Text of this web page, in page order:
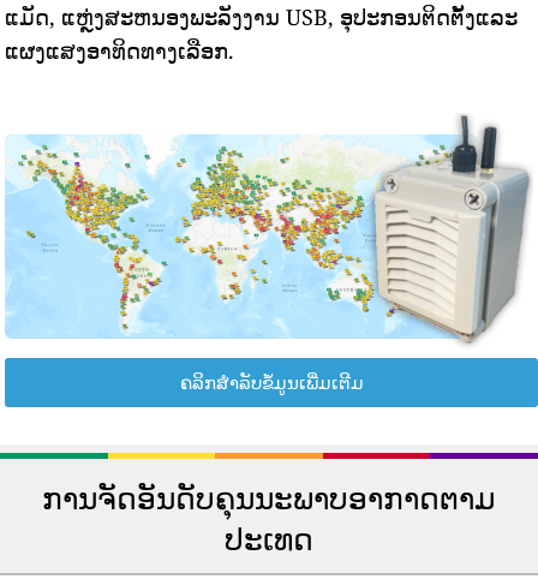
ແມັດ, ແຫຼ່ງສະຫນອງພະລັງງານ USB, ອຸປະກອນຕິດຕັ້ງແລະ
ແຜງແສງອາທິດທາງເລືອກ.
ຄລິກສຳລັບຂໍ້ມູນເພີ່ມເຕີມ
ການຈັດອັນດັບຄຸນນະພາບອາກາດຕາມ
ປະເທດ